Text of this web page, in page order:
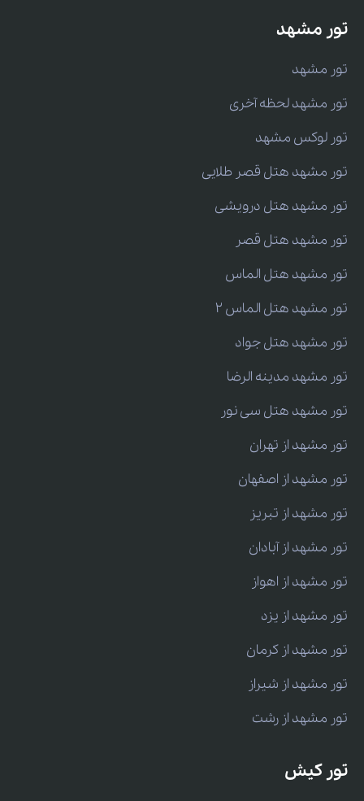
تور مشهد
تور مشهد
تور مشهد لحظه آخری
تور لوکس مشهد
تور مشهد هتل قصر طلایی
تور مشهد هتل درویشی
تور مشهد هتل قصر
تور مشهد هتل الماس
تور مشهد هتل الماس 2
تور مشهد هتل جواد
تور مشهد مدینه الرضا
تور مشهد هتل سی نور
تور مشهد از تهران
تور مشهد از اصفهان
تور مشهد از تبریز
تور مشهد از آبادان
تور مشهد از اهواز
تور مشهد از یزد
تور مشهد از کرمان
تور مشهد از شیراز
تور مشهد از رشت
تور کیش